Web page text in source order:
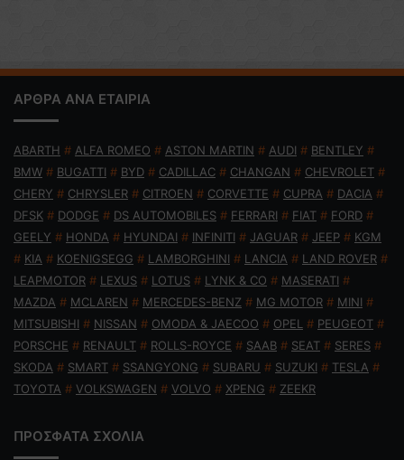
ΑΡΘΡΑ ΑΝΑ ΕΤΑΙΡΙΑ
ABARTH # ALFA ROMEO # ASTON MARTIN # AUDI # BENTLEY #
BMW # BUGATTI # BYD # CADILLAC # CHANGAN # CHEVROLET #
CHERY # CHRYSLER # CITROEN # CORVETTE # CUPRA # DACIA #
DFSK # DODGE # DS AUTOMOBILES # FERRARI # FIAT # FORD #
GEELY # HONDA # HYUNDAI # INFINITI # JAGUAR # JEEP # KGM
# KIA # KOENIGSEGG # LAMBORGHINI # LANCIA # LAND ROVER #
LEAPMOTOR # LEXUS # LOTUS # LYNK & CO # MASERATI #
MAZDA # MCLAREN # MERCEDES-BENZ # MG MOTOR # MINI #
MITSUBISHI # NISSAN # OMODA & JAECOO # OPEL # PEUGEOT #
PORSCHE # RENAULT # ROLLS-ROYCE # SAAB # SEAT # SERES #
SKODA # SMART # SSANGYONG # SUBARU # SUZUKI # TESLA #
TOYOTA # VOLKSWAGEN # VOLVO # XPENG # ZEEKR
ΠΡΟΣΦΑΤΑ ΣΧΟΛΙΑ